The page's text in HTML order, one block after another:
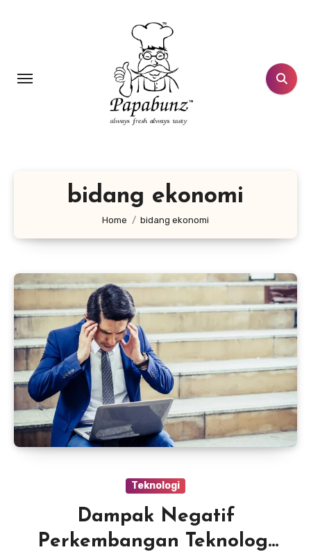
bidang ekonomi
Home bidang ekonomi
Teknologi
Dampak Negatif
Perkembangan Teknologi